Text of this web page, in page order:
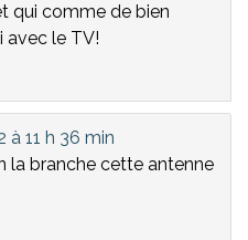
qui comme de bien
avec le TV!
à 11 h 36 min
la branche cette antenne